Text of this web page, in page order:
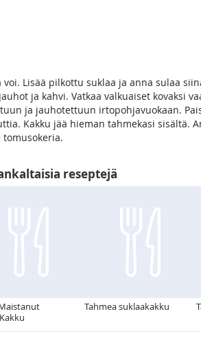
voi. Lisää pilkottu suklaa ja anna sulaa
ja kahvi. Vatkaa valkuaiset kovaksi
ja jauhotettuun irtopohjavuokaan.
Kakku jää hieman tahmekasi sisältä.
tomusokeria.
reseptejä
Tahmea suklaakakku